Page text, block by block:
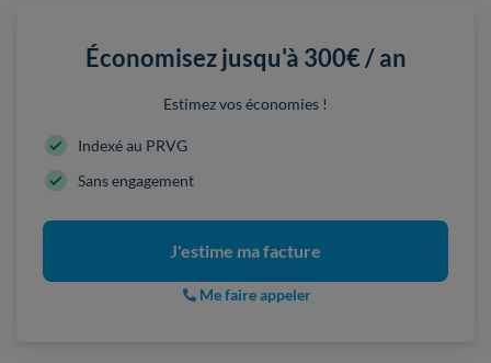
Économisez jusqu'à 300€ / an
Estimez vos économies !
Indexé au PRVG
Sans engagement
J'estime ma facture
Me faire appeler